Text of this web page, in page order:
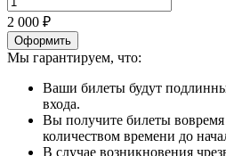
2 000 ₽
Оформить
Мы гарантируем, что:
Ваши билеты будут
входа.
Вы получите билеты
количеством времени до
В случае возникновения